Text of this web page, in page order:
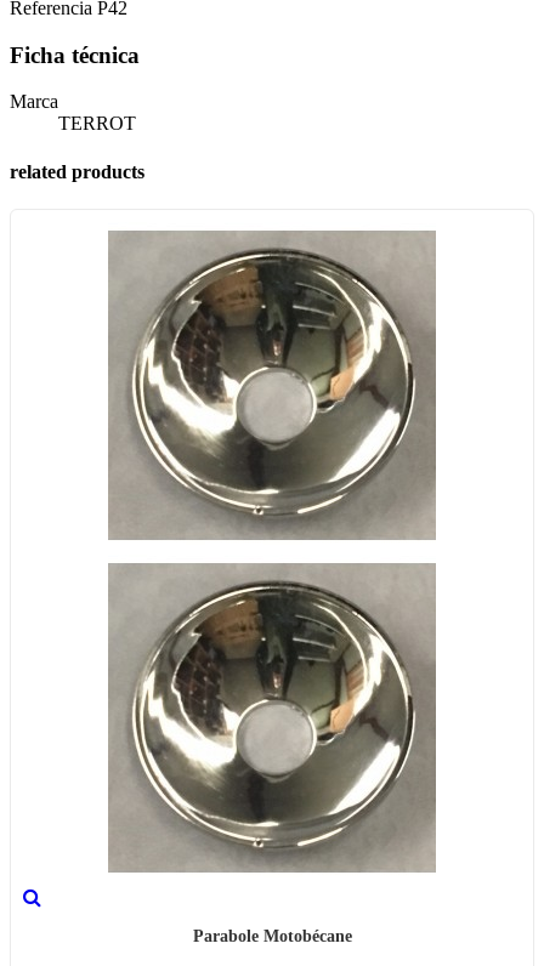
Referencia P42
Ficha técnica
Marca
TERROT
related products
Parabole Motobécane